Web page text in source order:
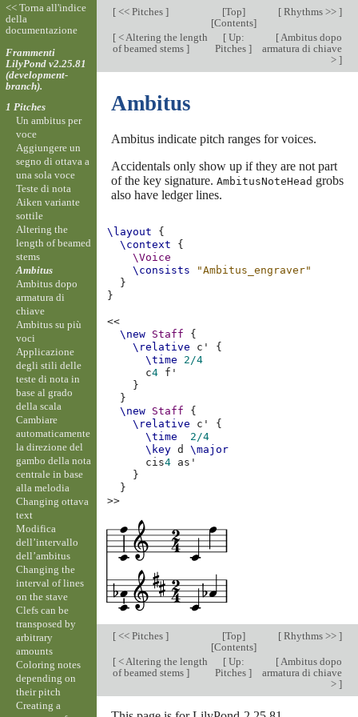
[<< Pitches ] [Top]
[Contents]
[Rhythms >> ]
[< Altering the length
of beamed stems ]
[Up:
Pitches]
[Ambitus dopo
armatura di chiave
> ]
Ambitus
Ambitus indicate pitch ranges for voices.
Accidentals only show up if they are not part
of the key signature. AmbitusNoteHead grobs
also have ledger lines.
\layout
{
\context
{
\Voice
\consists
"Ambitus_engraver"
}
}
<<
\new Staff
{
\relative
c'
{
\time
2/4
c4 f'
}
}
\new Staff
{
\relative
c'
{
\time
2/4
\key d
\major
cis4 as'
}
}
>>
[<< Pitches ] [Top]
[Contents]
[Rhythms >> ]
[< Altering the length
of beamed stems ]
[Up:
Pitches]
[Ambitus dopo
armatura di chiave
> ]
<< Torna all'indice
della
documentazione
Frammenti
LilyPond v2.25.81
(development-
branch).
1 Pitches
Un ambitus per
voce
Aggiungere un
segno di ottava a
una sola voce
Teste di nota
Aiken variante
sottile
Altering the
length of beamed
stems
Ambitus
Ambitus dopo
armatura di
chiave
Ambitus su più
voci
Applicazione
degli stili delle
teste di nota in
base al grado
della scala
Cambiare
automaticamente
la direzione del
gambo della nota
centrale in base
alla melodia
Changing ottava
text
Modifica
dell’intervallo
dell’ambitus
Changing the
interval of lines
on the stave
Clefs can be
transposed by
arbitrary
amounts
Coloring notes
depending on
their pitch
Creating a